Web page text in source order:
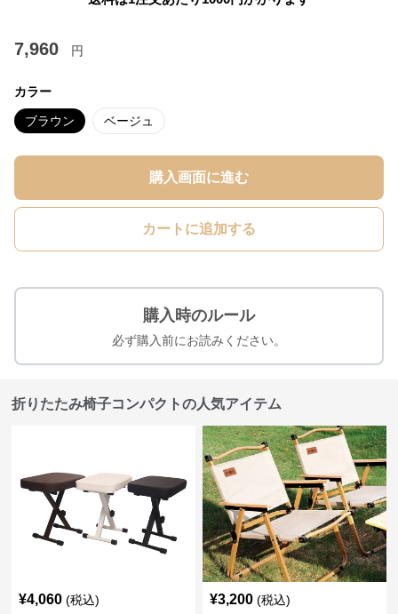
7,960 円
カラー
ブラウン ベージュ
購入画面に進む
カートに追加する
購入時のルール
必ず購入前にお読みください。
折りたたみ椅子コンパクトの人気アイテム
¥4,060 (税込) ¥3,200 (税込)